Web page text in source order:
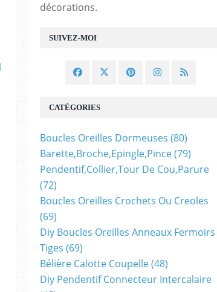
SUIVEZ-MOI
décorations.
CATÉGORIES
Boucles Oreilles Dormeuses (80)
Barette,broche,epingle,pince(79)
Pendentif,collier,tour De Cou,parure
(72)
Boucles Oreilles Crochets Ou Creoles
(69)
Diy Boucles Oreilles Anneaux Fermoirs
Tiges (69)
Bélière Calotte Coupelle(48)
Diy Pendentif Connecteur Intercalaire